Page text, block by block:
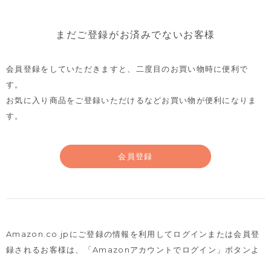
まだご登録がお済みでないお客様
会員登録をしていただきますと、二度目のお買い物時に便利で
す。
お気に入り商品をご登録いただけるなどお買い物が便利になりま
す。
会員登録
Amazon.co.jpにご登録の情報を利用してログインまたは会員登
録されるお客様は、
「Amazonアカウントでログイン」ボタンよ